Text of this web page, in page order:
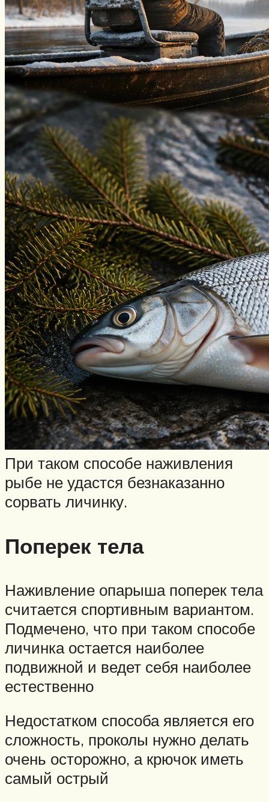
При таком способе наживления
рыбе не удастся безнаказанно
сорвать личинку.
Поперек тела
Наживление опарыша поперек тела
считается спортивным вариантом.
Подмечено, что при таком способе
личинка остается наиболее
подвижной и ведет себя наиболее
естественно
Недостатком способа является его
сложность, проколы нужно делать
очень осторожно, а крючок иметь
самый острый